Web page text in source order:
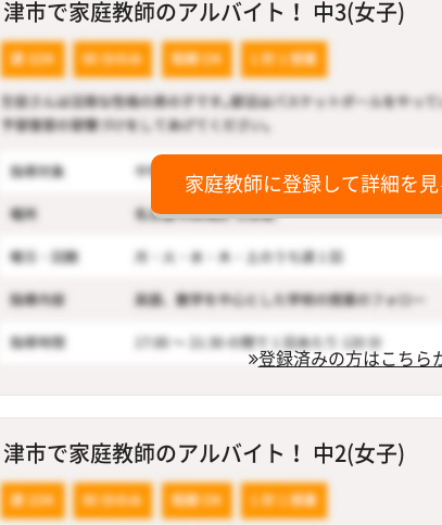
津市で家庭教師のアルバイト！ 中3(女子)
家庭教師に登録して詳細を見
登録済みの方はこちら
津市で家庭教師のアルバイト！ 中2(女子)